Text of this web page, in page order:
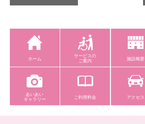
ホーム
サービスの
ご案内
施設概要
あいあい
ギャラリー
ご利用料金 アクセス